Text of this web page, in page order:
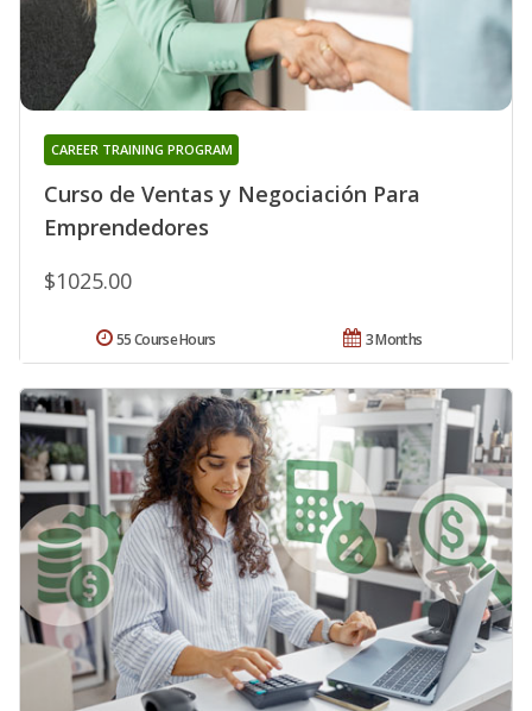
Curso de Ventas y Negociación Para
Emprendedores
CAREER TRAINING PROGRAM
$1025.00
3 Months
55 Course Hours